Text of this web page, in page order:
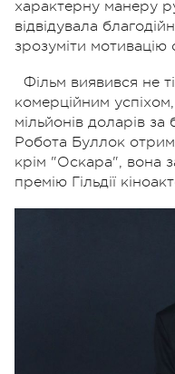
характерну манеру
відвідувала
зрозуміти мотивацію
Фільм виявився не
комерційним
мільйонів доларів
Робота Буллок
крім "Оскара", вона
премію Гільдії